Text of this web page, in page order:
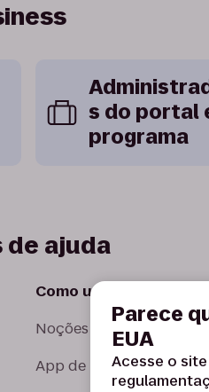
s do portal
programa
ajuda
Como usar o aplicativo
Noções básicas do Lyft
App de Motorista Lyft
Parece
EUA
Acesse o